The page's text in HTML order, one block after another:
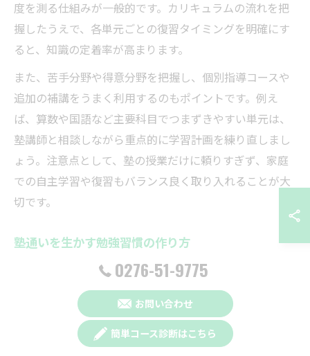
度を測る仕組みが一般的です。カリキュラムの流れを把
握したうえで、各単元ごとの復習タイミングを明確にす
ると、知識の定着率が高まります。
また、苦手分野や得意分野を把握し、個別指導コースや
追加の補講をうまく利用するのもポイントです。例え
ば、算数や国語など主要科目でつまずきやすい単元は、
塾講師と相談しながら重点的に学習計画を練り直しまし
ょう。注意点として、塾の授業だけに頼りすぎず、家庭
での自主学習や復習もバランス良く取り入れることが大
切です。
塾通いを生かす勉強習慣の作り方
塾通いを最大限に生かすためには、日々の勉強習慣の定
着が不可欠です。太田市の塾では、授業の復習や宿題の
提出を通じて学習リズムを作るサポートが充実していま
す。まずは、毎日決まった時間に机に向かう習慣をつけ
ることから始めましょう。特に中学受験を控える小学生
0276-51-9775
お問い合わせ
簡単コース診断はこちら